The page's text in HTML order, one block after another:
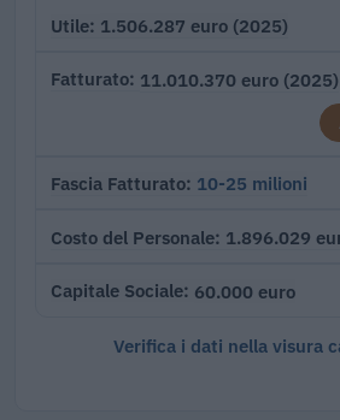
Utile 1.506.287 euro (2025)
Fatturato 11.010.370 euro (2025)
Fascia Fatturato 10-25 milioni
Costo del Personale 1.896.029
Capitale Sociale 60.000 euro
Verifica i dati nella visura